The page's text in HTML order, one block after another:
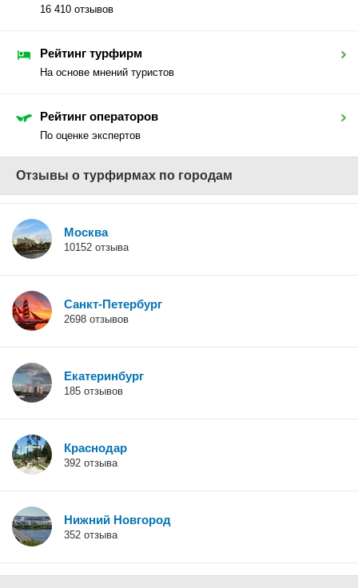
16 410 отзывов
Рейтинг турфирм
На основе мнений туристов
Рейтинг операторов
По оценке экспертов
Отзывы о турфирмах по городам
Москва
10152 отзыва
Санкт-Петербург
2698 отзывов
Екатеринбург
185 отзывов
Краснодар
392 отзыва
Нижний Новгород
352 отзыва